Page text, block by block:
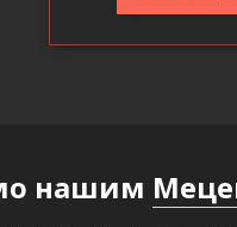
нашим